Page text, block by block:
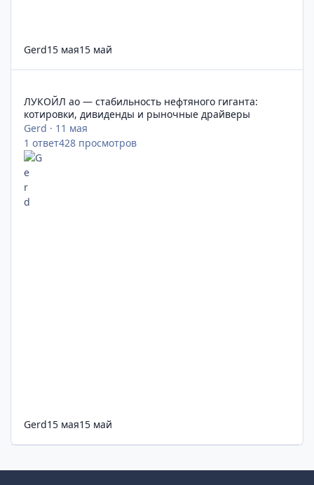
Gerd15 мая15 май
ЛУКОЙЛ ао — стабильность нефтяного гиганта:
котировки, дивиденды и рыночные драйверы
Gerd · 11 мая
1 ответ428 просмотров
Gerd15 мая15 май